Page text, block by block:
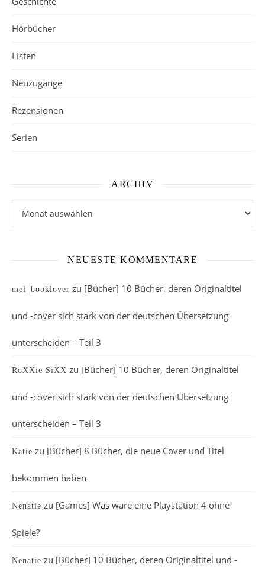
Hörbücher
Listen
Neuzugänge
Rezensionen
Serien
ARCHIV
NEUESTE KOMMENTARE
mel_booklover zu [Bücher] 10 Bücher, deren Originaltitel
und -cover sich stark von der deutschen Übersetzung
unterscheiden – Teil 3
RoXXie SiXX zu [Bücher] 10 Bücher, deren Originaltitel
und -cover sich stark von der deutschen Übersetzung
unterscheiden – Teil 3
Katie zu [Bücher] 8 Bücher, die neue Cover und Titel
bekommen haben
Nenatie zu [Games] Was wäre eine Playstation 4 ohne
Spiele?
Nenatie zu [Bücher] 10 Bücher, deren Originaltitel und -